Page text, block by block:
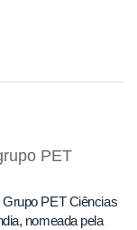
PET
PET Ciências
nomeada pela